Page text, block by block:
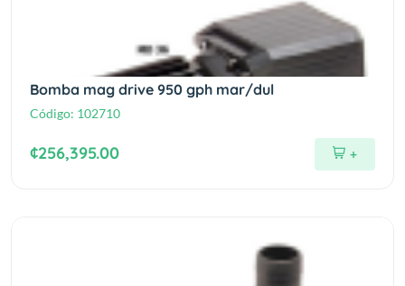
Bomba mag drive 950 gph mar/dul
Código: 102710
¢256,395.00 +